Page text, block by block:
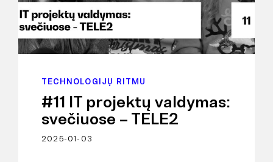
TECHNOLOGIJŲ RITMU
#11 IT projektų valdymas:
svečiuose – TELE2
2025-01-03